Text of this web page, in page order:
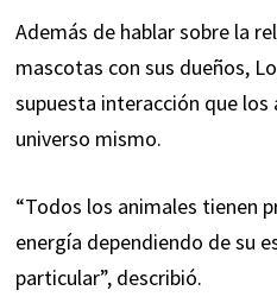
Además de hablar sobre la
mascotas con sus dueños,
supuesta interacción que los
universo mismo.
“Todos los animales tienen
energía dependiendo de su
particular”, describió.